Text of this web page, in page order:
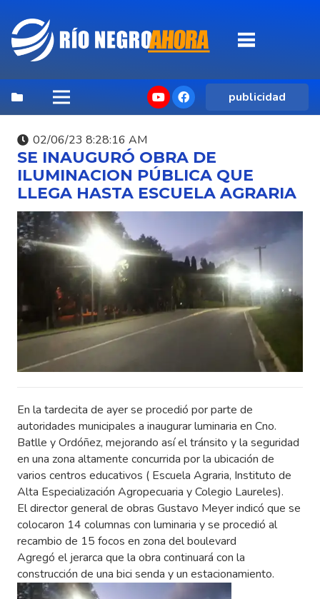
publicidad
02/06/23 8:28:16 AM
SE INAUGURÓ OBRA DE
ILUMINACION PÚBLICA QUE
LLEGA HASTA ESCUELA AGRARIA
En la tardecita de ayer se procedió por parte de
autoridades municipales a inaugurar luminaria en Cno.
Batlle y Ordóñez, mejorando así el tránsito y la seguridad
en una zona altamente concurrida por la ubicación de
varios centros educativos ( Escuela Agraria, Instituto de
Alta Especialización Agropecuaria y Colegio Laureles).
El director general de obras Gustavo Meyer indicó que se
colocaron 14 columnas con luminaria y se procedió al
recambio de 15 focos en zona del boulevard
Agregó el jerarca que la obra continuará con la
construcción de una bici senda y un estacionamiento.